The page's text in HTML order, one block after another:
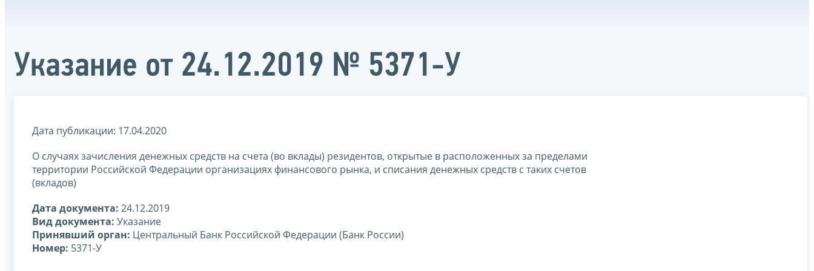
Указание от 24.12.2019 № 5371-У
Дата публикации: 17.04.2020
О случаях зачисления денежных средств на счета (во вклады) резидентов, открытые в расположенных за пределами
территории Российской Федерации организациях финансового рынка, и списания денежных средств с таких счетов
(вкладов)
Дата документа: 24.12.2019
Вид документа: Указание
Принявший орган: Центральный Банк Российской Федерации (Банк России)
Номер: 5371-У